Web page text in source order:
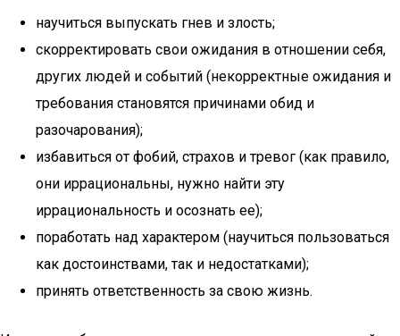
научиться выпускать гнев и злость;
скорректировать свои ожидания в отношении себя,
других людей и событий (некорректные ожидания и
требования становятся причинами обид и
разочарования);
избавиться от фобий, страхов и тревог (как правило,
они иррациональны, нужно найти эту
иррациональность и осознать ее);
поработать над характером (научиться пользоваться
как достоинствами, так и недостатками);
принять ответственность за свою жизнь.